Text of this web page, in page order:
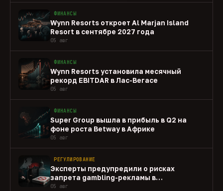
ФИНАНСЫ
Wynn Resorts откроет Al Marjan Island
Resort в сентябре 2027 года
05 авг
ФИНАНСЫ
Wynn Resorts установила месячный
рекорд EBITDAR в Лас-Вегасе
05 авг
ФИНАНСЫ
Super Group вышла в прибыль в Q2 на
фоне роста Betway в Африке
05 авг
РЕГУЛИРОВАНИЕ
Эксперты предупредили о рисках
запрета gambling-рекламы в
Нидерландах
05 авг